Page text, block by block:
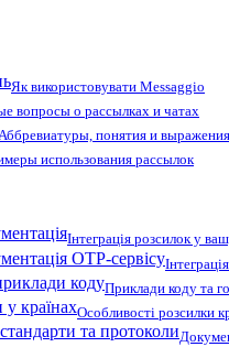
Як використовувати Messaggio
вопросы о рассылках и чатах
понятия и
использования рассылок
Інтеграція розсилок у
OTP-сервісу
кодуПриклади коду та
у країнахОсобливості розсилки
та протоколи